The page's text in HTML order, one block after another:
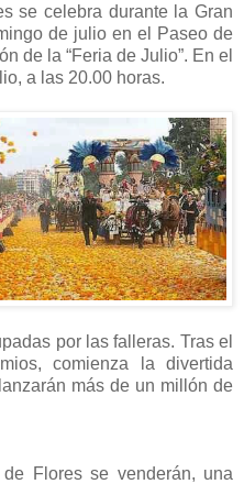
se celebra durante la Gran
de julio en el Paseo de
de la “Feria de Julio”. En el
a las 20.00 horas.
por las falleras. Tras el
comienza la divertida
más de un millón de
Flores se venderán, una